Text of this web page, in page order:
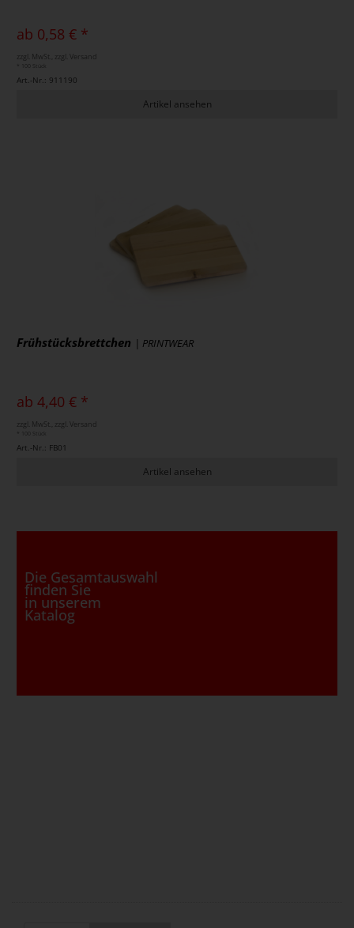
ab 0,58 € *
zzgl. MwSt., zzgl. Versand
Art.-Nr.: 911190
Artikel ansehen
Frühstücksbrettchen | PRINTWEAR
ab 4,40 € *
zzgl. MwSt., zzgl. Versand
Art.-Nr.: FB01
Artikel ansehen
Die Gesamtauswahl
finden Sie
in unserem
Katalog